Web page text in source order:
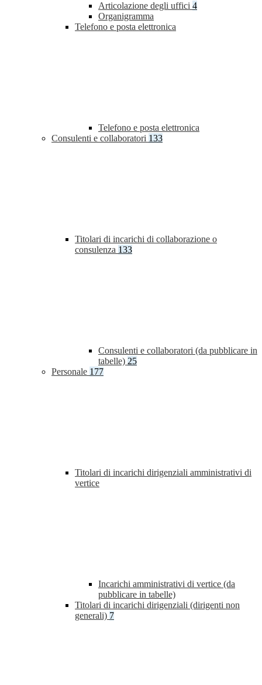
Articolazione degli uffici 4
Organigramma
Telefono e posta elettronica
Telefono e posta elettronica
Consulenti e collaboratori 133
Titolari di incarichi di collaborazione o
consulenza 133
Consulenti e collaboratori (da pubblicare in
tabelle) 25
Personale 177
Titolari di incarichi dirigenziali amministrativi di
vertice
Incarichi amministrativi di vertice (da
pubblicare in tabelle)
Titolari di incarichi dirigenziali (dirigenti non
generali) 7